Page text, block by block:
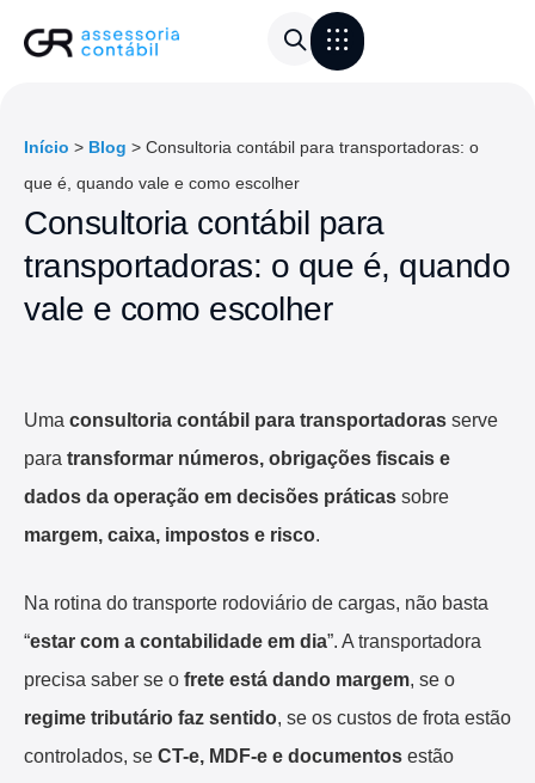
Início > Blog > Consultoria contábil para transportadoras: o
que é, quando vale e como escolher
Consultoria contábil para
transportadoras: o que é, quando
vale e como escolher
Uma consultoria contábil para transportadoras serve
para transformar números, obrigações fiscais e
dados da operação em decisões práticas sobre
margem, caixa, impostos e risco.
Na rotina do transporte rodoviário de cargas, não basta
“estar com a contabilidade em dia”. A transportadora
precisa saber se o frete está dando margem, se o
regime tributário faz sentido, se os custos de frota estão
controlados, se CT-e, MDF-e e documentos estão